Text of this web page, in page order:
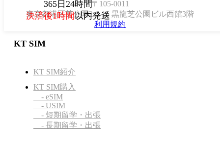
365日24時間
決済後1時間以内発送
〒105-0011
東京都港区芝公園2-6-15 黒龍芝公園ビル西館3階
利用規約
KT SIM
KT SIM紹介
KT SIM購入
- eSIM
- USIM
- 短期留学・出張
- 長期留学・出張